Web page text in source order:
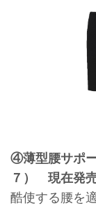
④薄型腰サポ
７） 現在発
酷使する腰を